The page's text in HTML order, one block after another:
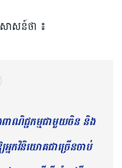
ាសន៍ថា​ ៖
ពាណិជ្ជកម្ម​ជាមួយ​​ចិន និង
អ្នកវិនិយោគ​ជាច្រើន​ចាប់